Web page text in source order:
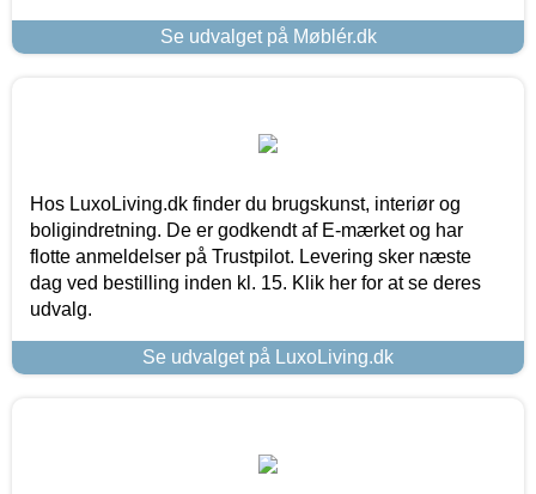
Se udvalget på Møblér.dk
Hos LuxoLiving.dk finder du brugskunst, interiør og
boligindretning. De er godkendt af E-mærket og har
flotte anmeldelser på Trustpilot. Levering sker næste
dag ved bestilling inden kl. 15. Klik her for at se deres
udvalg.
Se udvalget på LuxoLiving.dk